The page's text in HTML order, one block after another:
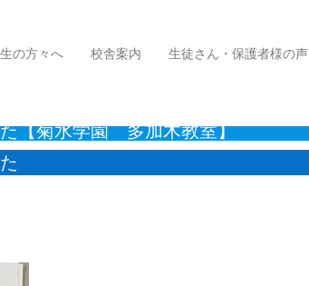
の方々へ 校舎案内 生徒さん・保護者様の声
室】
た【菊水学園 多加木教室】